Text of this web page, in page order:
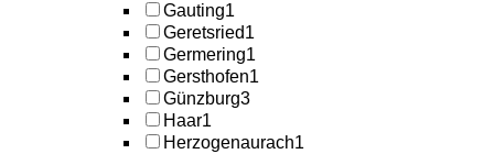
Gauting1
Geretsried1
Germering1
Gersthofen1
Günzburg3
Haar1
Herzogenaurach1